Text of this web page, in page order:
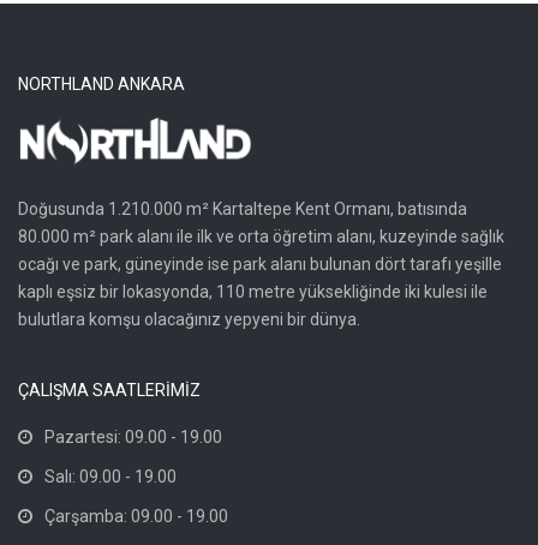
NORTHLAND ANKARA
Doğusunda 1.210.000 m² Kartaltepe Kent Ormanı, batısında
80.000 m² park alanı ile ilk ve orta öğretim alanı, kuzeyinde sağlık
ocağı ve park, güneyinde ise park alanı bulunan dört tarafı yeşille
kaplı eşsiz bir lokasyonda, 110 metre yüksekliğinde iki kulesi ile
bulutlara komşu olacağınız yepyeni bir dünya.
ÇALIŞMA SAATLERİMİZ
Pazartesi: 09.00 - 19.00
Salı: 09.00 - 19.00
Çarşamba: 09.00 - 19.00